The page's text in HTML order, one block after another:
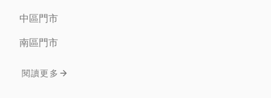
中區門市
南區門市
閱讀更多